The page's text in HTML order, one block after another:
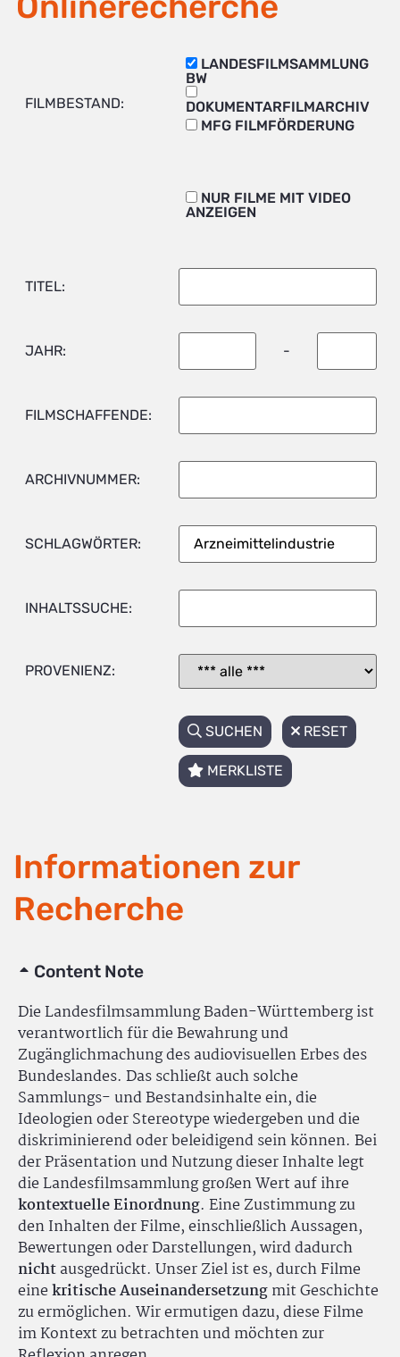
FILMBESTAND:
LANDESFILMSAMMLUNG
BW
DOKUMENTARFILMARCHIV
MFG FILMFÖRDERUNG
NUR FILME MIT VIDEO
ANZEIGEN
TITEL:
JAHR: -
FILMSCHAFFENDE:
ARCHIVNUMMER:
SCHLAGWÖRTER:
INHALTSSUCHE:
PROVENIENZ:
SUCHEN RESET
MERKLISTE
Informationen zur
Recherche
Content Note
Die Landesfilmsammlung Baden-Württemberg ist
verantwortlich für die Bewahrung und
Zugänglichmachung des audiovisuellen Erbes des
Bundeslandes. Das schließt auch solche
Sammlungs- und Bestandsinhalte ein, die
Ideologien oder Stereotype wiedergeben und die
diskriminierend oder beleidigend sein können. Bei
der Präsentation und Nutzung dieser Inhalte legt
die Landesfilmsammlung großen Wert auf ihre
kontextuelle Einordnung. Eine Zustimmung zu
den Inhalten der Filme, einschließlich Aussagen,
Bewertungen oder Darstellungen, wird dadurch
nichtausgedrückt. Unser Ziel ist es, durch Filme
einekritische Auseinandersetzungmit Geschichte
zu ermöglichen. Wir ermutigen dazu, diese Filme
im Kontext zu betrachten und möchten zur